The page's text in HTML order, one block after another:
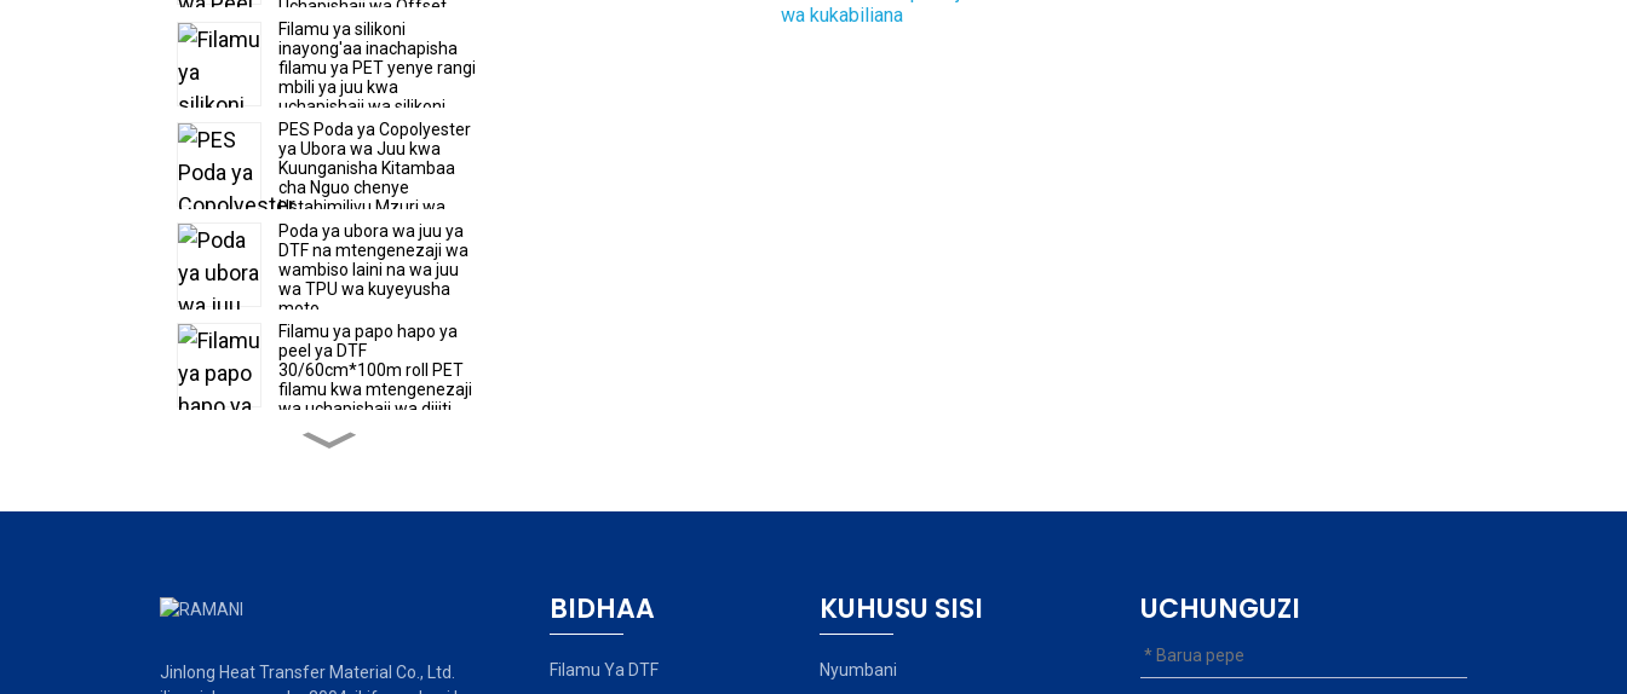
Uchapishaji wa Offset
Filamu ya silikoni
inayong'aa inachapisha
filamu ya PET yenye rangi
mbili ya juu kwa
uchapishaji wa silikoni
PES Poda ya Copolyester
ya Ubora wa Juu kwa
Kuunganisha Kitambaa
cha Nguo chenye
Ustahimilivu Mzuri wa
Kuoshwa
Poda ya ubora wa juu ya
DTF na mtengenezaji wa
wambiso laini na wa juu
wa TPU wa kuyeyusha
moto
Filamu ya papo hapo ya
peel ya DTF
30/60cm*100m roll PET
filamu kwa mtengenezaji
wa uchapishaji wa dijiti
poda ya DTF laini na yenye
mtengenezaji wa saizi ya
wa kukabiliana
Jinlong Heat Transfer Material Co., Ltd.
BIDHAA
Filamu Ya DTF
KUHUSU SISI
Nyumbani
UCHUNGUZI